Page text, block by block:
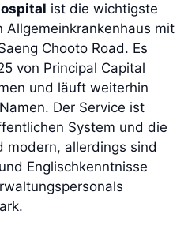
ist die wichtigste
Allgemeinkrankenhaus mit
Chooto Road. Es
von Principal Capital
und läuft weiterhin
Der Service ist
System und die
modern, allerdings sind
Englischkenntnisse